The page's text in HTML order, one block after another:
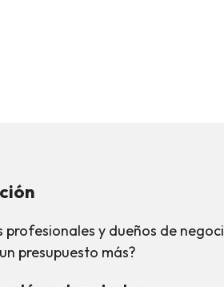
profesionales y dueños de
presupuesto más?